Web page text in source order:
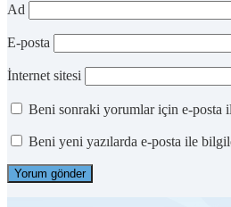
Ad
E-posta
İnternet sitesi
Beni sonraki yorumlar için e-posta
Beni yeni yazılarda e-posta ile